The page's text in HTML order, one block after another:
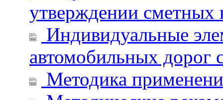
утверждении сметных
Индивидуальные
автомобильных дорог
Методика